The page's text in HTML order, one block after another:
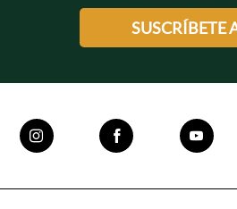
SUSCRÍBETE